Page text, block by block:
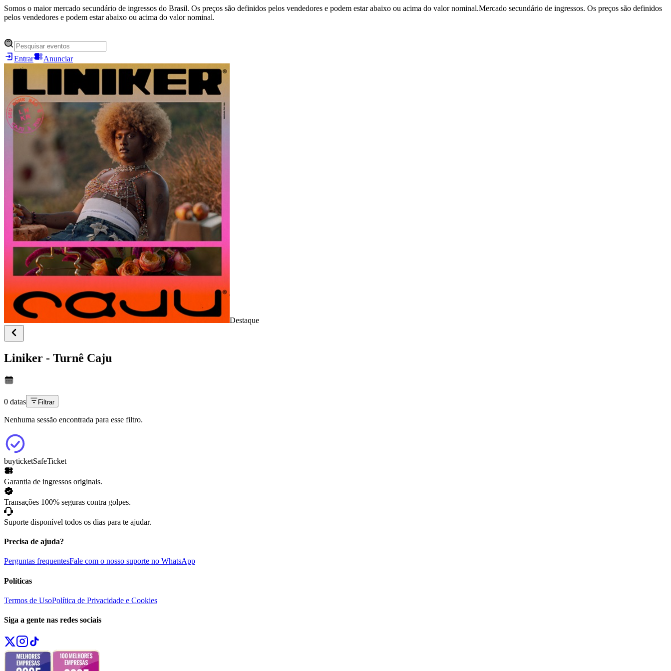
Somos o maior mercado secundário de ingressos do Brasil. Os preços são definidos pelos vendedores e podem estar abaixo ou acima do valor nominal.Mercado secundário de ingressos. Os preços são definidos
pelos vendedores e podem estar abaixo ou acima do valor nominal.
Entrar Anunciar
Destaque
Liniker - Turnê Caju
0 datas Filtrar
Nenhuma sessão encontrada para esse filtro.
buyticketSafeTicket
Garantia de ingressos originais.
Transações 100% seguras contra golpes.
Suporte disponível todos os dias para te ajudar.
Precisa de ajuda?
Perguntas frequentesFale com o nosso suporte no WhatsApp
Políticas
Termos de UsoPolítica de Privacidade e Cookies
Siga a gente nas redes sociais